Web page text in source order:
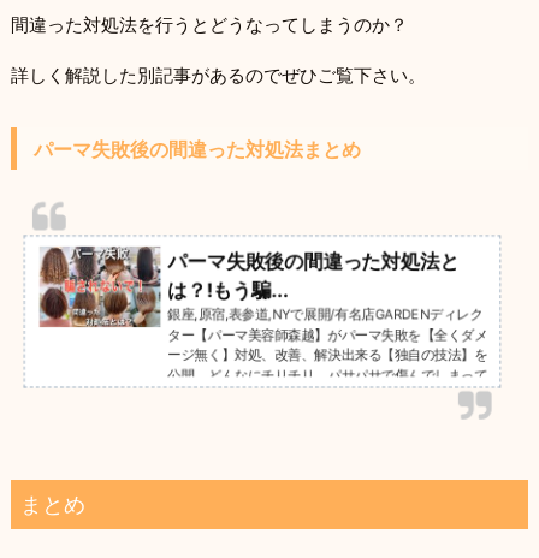
間違った対処法を行うとどうなってしまうのか？
詳しく解説した別記事があるのでぜひご覧下さい。
パーマ失敗後の間違った対処法まとめ
パーマ失敗後の間違った対処法と
は？!もう騙...
銀座,原宿,表参道,NYで展開/有名店GARDENディレク
ター【パーマ美容師森越】がパーマ失敗を【全くダメ
ージ無く】対処、改善、解決出来る【独自の技法】を
公開。どんなにチリチリ、パサパサで傷んでしまって
も、１００%即日お直しも可能です。月間５０人以上
のチリチリパーマをお直ししています。また、遠くて
＾＾GARDEN武蔵小杉店NEUTRAL DOOR勤務。パー
まとめ